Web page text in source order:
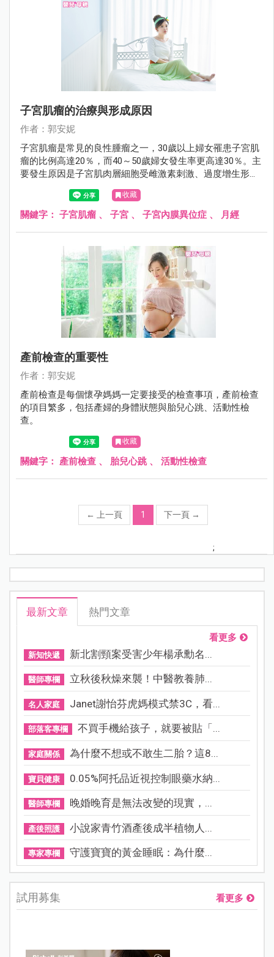
子宮肌瘤的治療與形成原因
作者：郭安妮
子宮肌瘤是常見的良性腫瘤之一，30歲以上婦女罹患子宮肌
瘤的比例高達20％，而40～50歲婦女發生率更高達30％。主
要發生原因是子宮肌肉層細胞受雌激素刺激、過度增生形成
的良性腫瘤，大部份不需要治療，只要定期追蹤即可。
收藏
關鍵字： 子宮肌瘤 、 子宮 、 子宮內膜異位症 、 月經
產前檢查的重要性
作者：郭安妮
產前檢查是每個懷孕媽媽一定要接受的檢查事項，產前檢查
的項目繁多，包括產婦的身體狀態與胎兒心跳、活動性檢
查。
收藏
關鍵字： 產前檢查 、 胎兒心跳、 活動性檢查
← 上一頁 1 下一頁 →
;
最新文章 熱門文章
看更多
新知快遞 新北割頸案受害少年楊承勳名...
醫師專欄 立秋後秋燥來襲！中醫教養肺...
名人家庭 Janet謝怡芬虎媽模式禁3C，看...
部落客專欄 不買手機給孩子，就要被貼「...
家庭關係 為什麼不想或不敢生二胎？這8...
寶貝健康 0.05%阿托品近視控制眼藥水納...
醫師專欄 晚婚晚育是無法改變的現實，...
產後照護 小說家青竹酒產後成半植物人...
專家專欄 守護寶寶的黃金睡眠：為什麼...
試用募集 看更多